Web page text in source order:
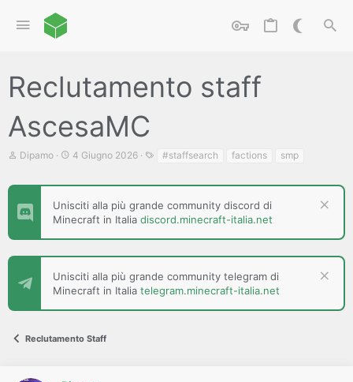
Reclutamento staff
AscesaMC
C
t
o
e
D
s
c
Dipamo
D
d
i
n
i
i
o
4 Giugno 2026 #staffsearch factions smp
Unisciti alla più grande community discord di
Minecraft in Italia discord.minecraft-italia.net
Unisciti alla più grande community telegram di
Minecraft in Italia telegram.minecraft-italia.net
Reclutamento Staff